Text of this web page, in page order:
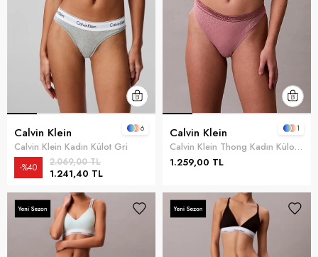
Calvin Klein
Calvin Klein Kadın Külot Gri
1.241,40 TL
2.069,00 TL
%40
6 Calvin Klein
Calvin Klein Thong Kadın Külot Pembe
1.259,00 TL
1